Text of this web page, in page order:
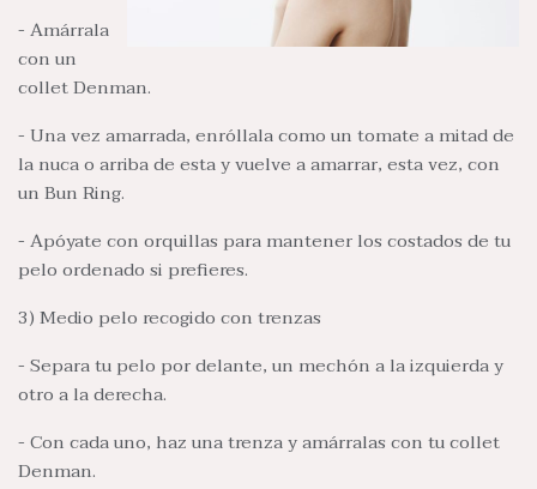
- Amárrala
con un
collet Denman.
- Una vez amarrada, enróllala como un tomate a mitad de
la nuca o arriba de esta y vuelve a amarrar, esta vez, con
un Bun Ring.
- Apóyate con orquillas para mantener los costados de tu
pelo ordenado si prefieres.
3) Medio pelo recogido con trenzas
- Separa tu pelo por delante, un mechón a la izquierda y
otro a la derecha.
- Con cada uno, haz una trenza y amárralas con tu collet
Denman.